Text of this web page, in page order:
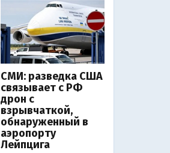
СМИ: разведка США
связывает с РФ
дрон с
взрывчаткой,
обнаруженный в
аэропорту
Лейпцига